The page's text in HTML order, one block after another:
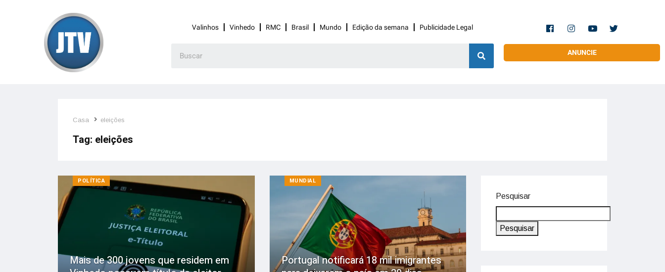
Valinhos Vinhedo RMC Brasil Mundo Edição da semana Publicidade Legal
ANUNCIE
Casa eleições
Tag: eleições
POLÍTICA
Mais de 300 jovens que residem em
MUNDIAL
Portugal notificará 18 mil imigrantes
Pesquisar
Pesquisar